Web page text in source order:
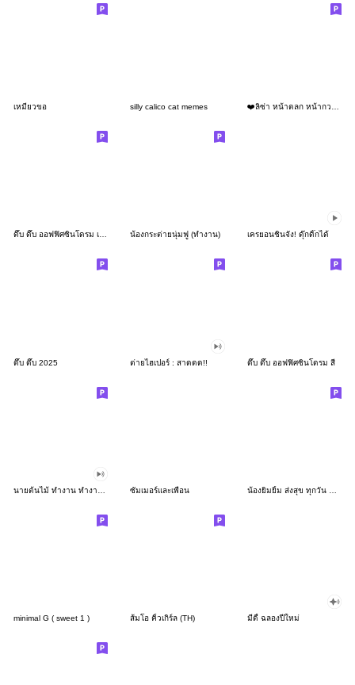
เหมียวขอ silly calico cat memes
ดึ๊บ ดึ๊บ ออฟฟิศซินโดรม เก้า น้องกระต่ายนุ่มฟู (ทำงาน) เครยอนชินจัง! ดุ๊กดิ๊กได้
ดึ๊บ ดึ๊บ 2025 ต่ายไฮเปอร์ : สาดดด!! ดึ๊บ ดึ๊บ ออฟฟิศซินโดรม สี่
ซัมเมอร์และเพื่อน
minimal G ( sweet 1 ) ส้มโอ คิ้วเกิร์ล (TH) มีดี้ ฉลองปีใหม่